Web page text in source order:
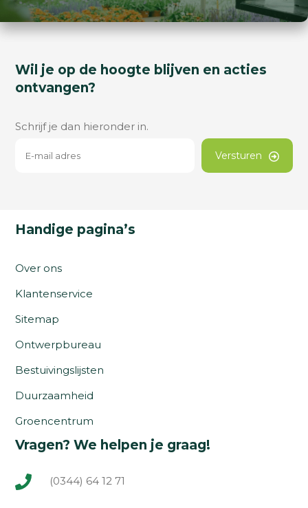
Wil je op de hoogte blijven en acties
ontvangen?
Schrijf je dan hieronder in.
Versturen
Handige pagina’s
Over ons
Klantenservice
Sitemap
Ontwerpbureau
Bestuivingslijsten
Duurzaamheid
Groencentrum
Vragen? We helpen je graag!
(0344) 64 12 71